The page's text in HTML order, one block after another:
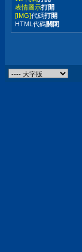
表情圖示打開
[IMG]代碼打開
HTML代碼關閉